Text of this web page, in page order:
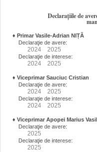
Declarațiile de
♦ Primar Vasile-Adrian NIȚĂ
Declaraţie de avere:
2024 2025
Declaraţie de interese:
2024 2025
♦ Viceprimar Sauciuc Cristian
Declaraţie de avere:
2024 2025
Declaraţie de interese:
2024 2025
♦ Viceprimar Apopei Marius
Declaraţie de avere:
2025
Declaraţie de interese:
2025